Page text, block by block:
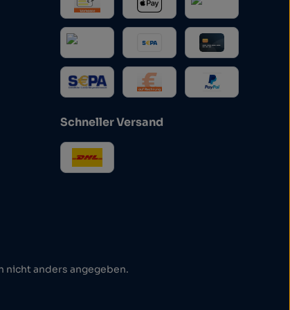
Schneller Versand
nicht anders angegeben.